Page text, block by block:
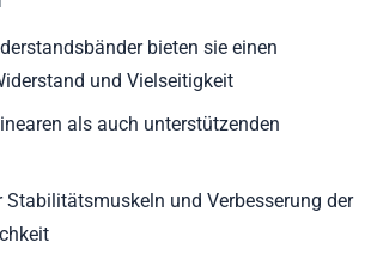
bieten sie einen
und Vielseitigkeit
als auch unterstützenden
Stabilitätsmuskeln und Verbesserung der